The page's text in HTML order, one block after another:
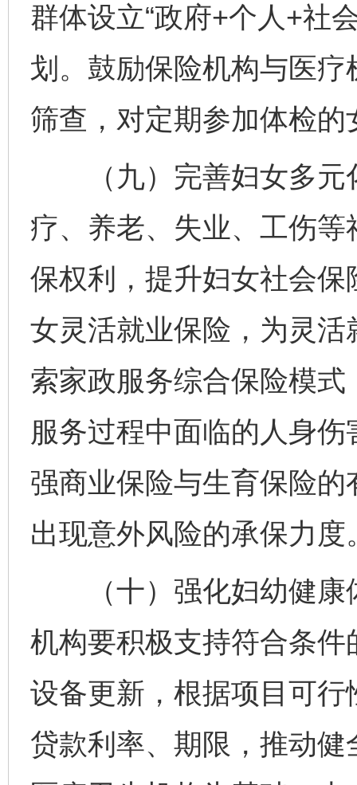
群体设立“政府+个人+社
划。鼓励保险机构与医
筛查，对定期参加体检
（九）完善妇女多元
疗、养老、失业、工伤
保权利，提升妇女社会
女灵活就业保险，为灵
索家政服务综合保险模
服务过程中面临的人身
强商业保险与生育保险
出现意外风险的承保力度
（十）强化妇幼健康
机构要积极支持符合条
设备更新，根据项目可
贷款利率、期限，推动